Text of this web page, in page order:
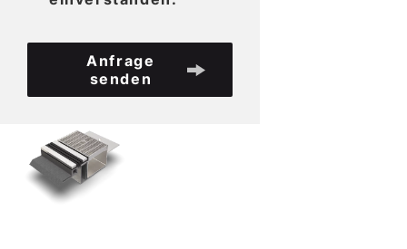
Anfrage
senden